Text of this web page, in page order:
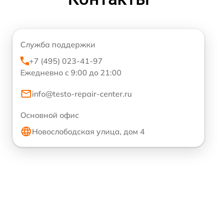
Служба поддержки
+7 (495) 023-41-97
Ежедневно с 9:00 до 21:00
info@testo-repair-center.ru
Основной офис
Новослободская улица, дом 4